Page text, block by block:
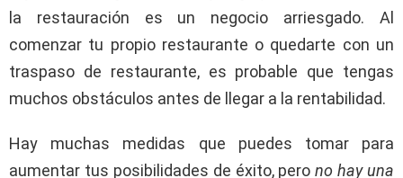
la restauración es un negocio arriesgado. Al
comenzar tu propio restaurante o quedarte con un
traspaso de restaurante, es probable que tengas
muchos obstáculos antes de llegar a la rentabilidad.
Hay muchas medidas que puedes tomar para
aumentar tus posibilidades de éxito, perono hay una